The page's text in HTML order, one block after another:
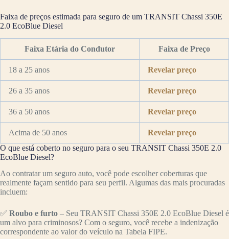
Faixa de preços estimada para seguro de um TRANSIT Chassi 350E
2.0 EcoBlue Diesel
Faixa Etária do Condutor Faixa de Preço
18 a 25 anos Revelar preço
26 a 35 anos Revelar preço
36 a 50 anos Revelar preço
Acima de 50 anos
Revelar preço
O que está coberto no seguro para o seu TRANSIT Chassi 350E 2.0
EcoBlue Diesel?
Ao contratar um seguro auto, você pode escolher coberturas que
realmente façam sentido para seu perfil. Algumas das mais procuradas
incluem:
✅ Roubo e furto – Seu TRANSIT Chassi 350E 2.0 EcoBlue Diesel é
um alvo para criminosos? Com o seguro, você recebe a indenização
correspondente ao valor do veículo na Tabela FIPE.